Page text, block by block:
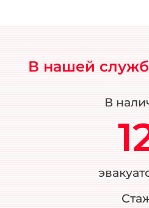
В нашей
В